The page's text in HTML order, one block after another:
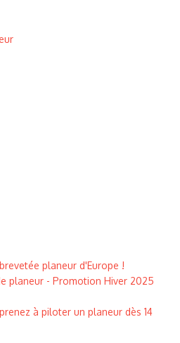
planeur d'Europe !
planeur - Promotion Hiver 2025
à piloter un planeur dès 14